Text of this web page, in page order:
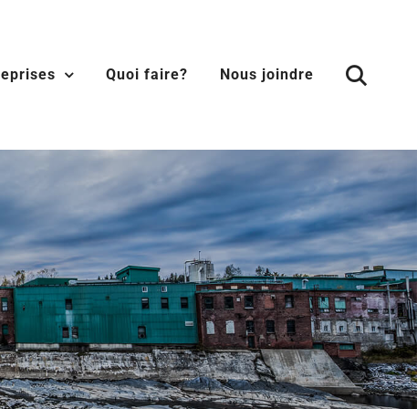
Quoi faire? Nous joindre